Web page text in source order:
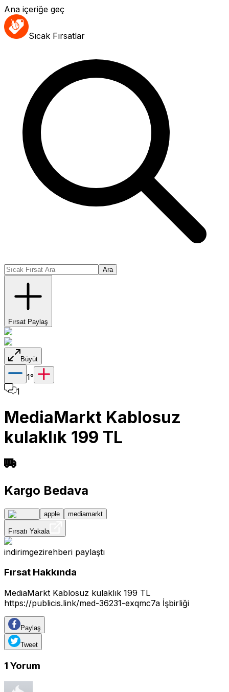
Ana içeriğe geç
Sıcak Fırsatlar
Ara
Fırsat Paylaş
Büyüt
1°
1
MediaMarkt Kablosuz
kulaklık 199 TL
Kargo Bedava
apple mediamarkt
Fırsatı Yakala
indirimgezirehberi paylaştı
Fırsat Hakkında
MediaMarkt Kablosuz kulaklık 199 TL
https://publicis.link/med-36231-exqmc7a İşbirliği
Paylaş
Tweet
1 Yorum